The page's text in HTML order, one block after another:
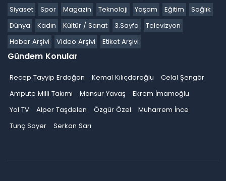
Siyaset
Spor Magazin Teknoloji Yaşam Eğitim
Sağlık
Dünya
Kadın Kültür / Sanat 3.Sayfa
Televizyon
Haber Arşivi
Video Arşivi Etiket Arşivi
Gündem Konular
Recep Tayyip Erdoğan Kemal Kılıçdaroğlu
Celal Şengör
Ampute Milli Takımı
Mansur Yavaş
Ekrem İmamoğlu
Yol TV
Alper Taşdelen Özgür Özel
Muharrem İnce
Tunç Soyer
Serkan Sarı